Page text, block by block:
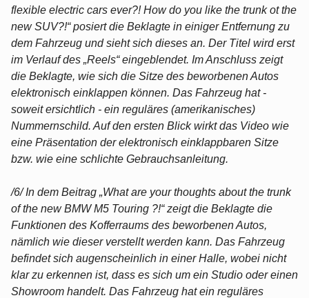
flexible electric cars ever?! How do you like the trunk ot the
new SUV?!“ posiert die Beklagte in einiger Entfernung zu
dem Fahrzeug und sieht sich dieses an. Der Titel wird erst
im Verlauf des „Reels“ eingeblendet. Im Anschluss zeigt
die Beklagte, wie sich die Sitze des beworbenen Autos
elektronisch einklappen können. Das Fahrzeug hat -
soweit ersichtlich - ein reguläres (amerikanisches)
Nummernschild. Auf den ersten Blick wirkt das Video wie
eine Präsentation der elektronisch einklappbaren Sitze
bzw. wie eine schlichte Gebrauchsanleitung.
/6/ In dem Beitrag „What are your thoughts about the trunk
of the new BMW M5 Touring ?!“ zeigt die Beklagte die
Funktionen des Kofferraums des beworbenen Autos,
nämlich wie dieser verstellt werden kann. Das Fahrzeug
befindet sich augenscheinlich in einer Halle, wobei nicht
klar zu erkennen ist, dass es sich um ein Studio oder einen
Showroom handelt. Das Fahrzeug hat ein reguläres